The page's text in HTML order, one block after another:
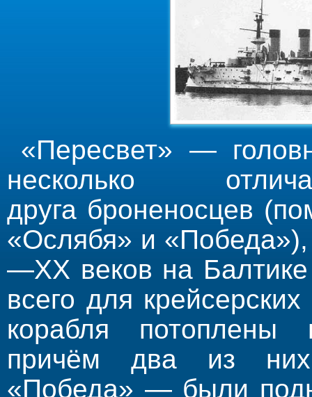
«Пересвет» —
несколько
друга броненосцев
«Ослябя» и
—XX веков на
всего для
корабля потоплены
причём два из
«Победа» — были